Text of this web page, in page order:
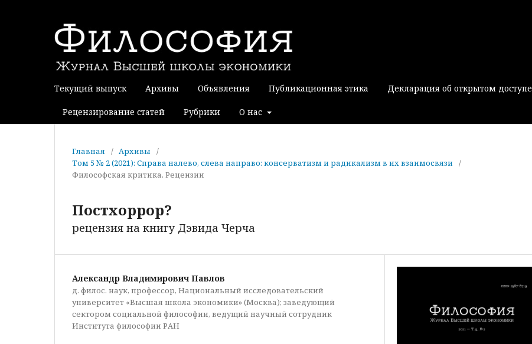
Текущий выпуск Архивы Объявления Публикационная этика Декларация об открытом доступе
Рецензирование статей Рубрики О нас
Главная / Архивы
/
Том 5 № 2 (2021): Справа налево, слева направо: консерватизм и радикализм в их взаимосвязи
/
Философская критика. Рецензии
Постхоррор?
рецензия на книгу Дэвида Черча
Александр Владимирович Павлов
д. филос. наук, профессор, Национальный исследовательский
университет «Высшая школа экономики» (Москва); заведующий
сектором социальной философии, ведущий научный сотрудник
Института философии РАН